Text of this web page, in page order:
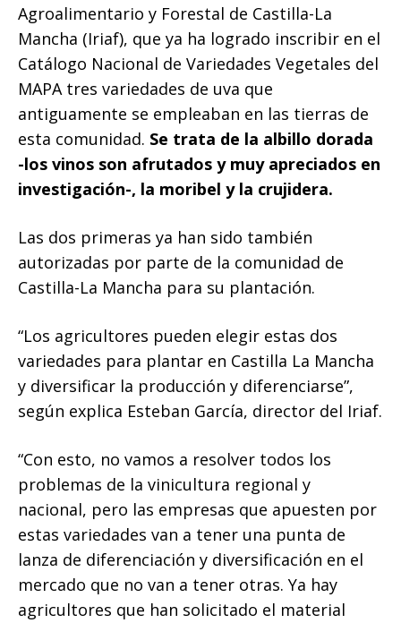
Agroalimentario y Forestal de Castilla-La
Mancha (Iriaf), que ya ha logrado inscribir en el
Catálogo Nacional de Variedades Vegetales del
MAPA tres variedades de uva que
antiguamente se empleaban en las tierras de
esta comunidad. Se trata de la albillo dorada
-los vinos son afrutados y muy apreciados en
investigación-, la moribel y la crujidera.
Las dos primeras ya han sido también
autorizadas por parte de la comunidad de
Castilla-La Mancha para su plantación.
“Los agricultores pueden elegir estas dos
variedades para plantar en Castilla La Mancha
y diversificar la producción y diferenciarse”,
según explica Esteban García, director del Iriaf.
“Con esto, no vamos a resolver todos los
problemas de la vinicultura regional y
nacional, pero las empresas que apuesten por
estas variedades van a tener una punta de
lanza de diferenciación y diversificación en el
mercado que no van a tener otras. Ya hay
agricultores que han solicitado el material